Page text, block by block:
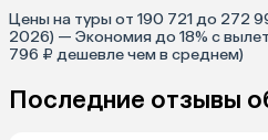
Цены на туры от 190 721 до 272
2026) — Экономия до 18% с
796 ₽ дешевле чем в среднем)
Последние отзывы